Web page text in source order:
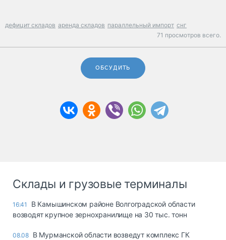
дефицит складов аренда складов параллельный импорт снг
71 просмотров всего.
ОБСУДИТЬ
Склады и грузовые терминалы
16:41
В Камышинском районе Волгоградской области
возводят крупное зернохранилище на 30 тыс. тонн
08.08 В Мурманской области возведут комплекс ГК